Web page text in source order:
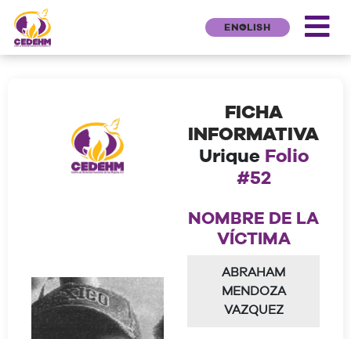
ENGLISH
FICHA
INFORMATIVA
Urique Folio
#52
NOMBRE DE LA
VÍCTIMA
ABRAHAM
MENDOZA
VAZQUEZ